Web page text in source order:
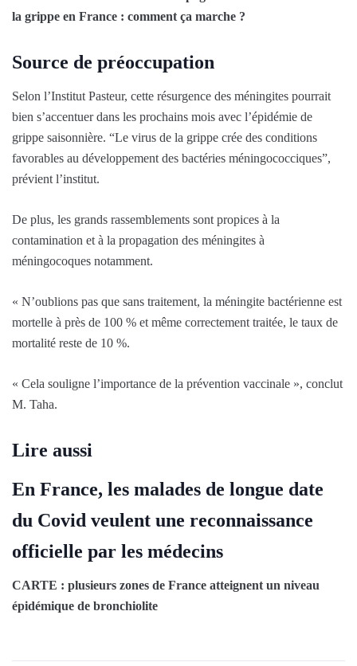
la grippe en France : comment ça marche ?
Source de préoccupation
Selon l’Institut Pasteur, cette résurgence des méningites pourrait
bien s’accentuer dans les prochains mois avec l’épidémie de
grippe saisonnière. “Le virus de la grippe crée des conditions
favorables au développement des bactéries méningococciques”,
prévient l’institut.
De plus, les grands rassemblements sont propices à la
contamination et à la propagation des méningites à
méningocoques notamment.
« N’oublions pas que sans traitement, la méningite bactérienne est
mortelle à près de 100 % et même correctement traitée, le taux de
mortalité reste de 10 %.
« Cela souligne l’importance de la prévention vaccinale », conclut
M. Taha.
Lire aussi
En France, les malades de longue date
du Covid veulent une reconnaissance
officielle par les médecins
CARTE : plusieurs zones de France atteignent un niveau
épidémique de bronchiolite